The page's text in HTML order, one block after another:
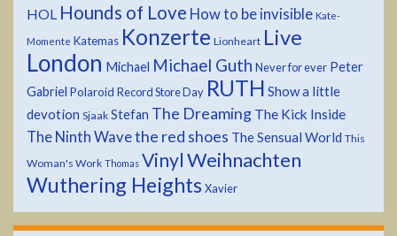
HOL Hounds of Love How to be invisible Kate-
Momente Katemas Konzerte Lionheart Live
London Michael Michael Guth Never for ever Peter
Gabriel Polaroid Record Store Day RUTH Show a little
devotion Sjaak Stefan The Dreaming The Kick Inside
The Ninth Wavethe red shoes The Sensual World This
Woman's Work Thomas VinylWeihnachten
Wuthering Heights Xavier